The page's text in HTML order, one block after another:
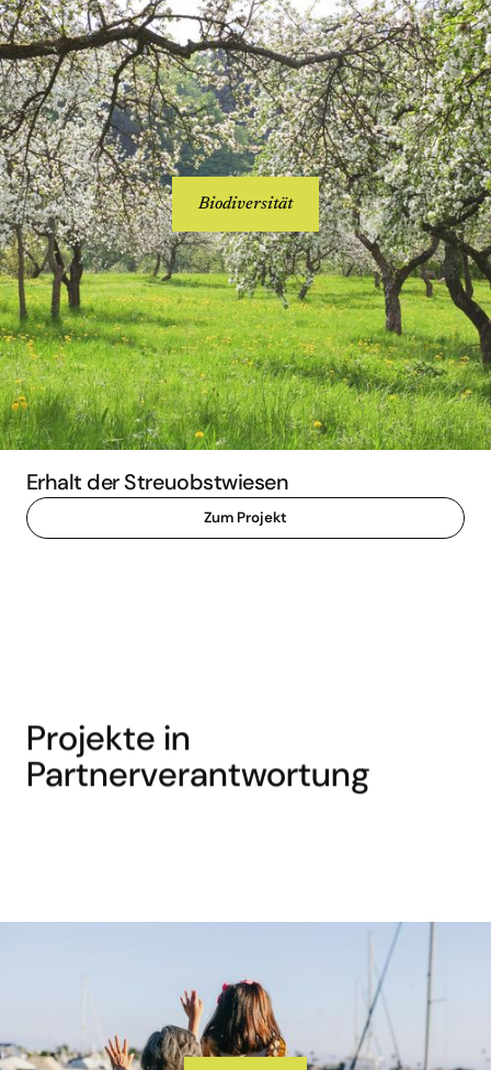
Biodiversität
Erhalt der Streuobstwiesen
Zum Projekt
Projekte in
Partnerverantwortung